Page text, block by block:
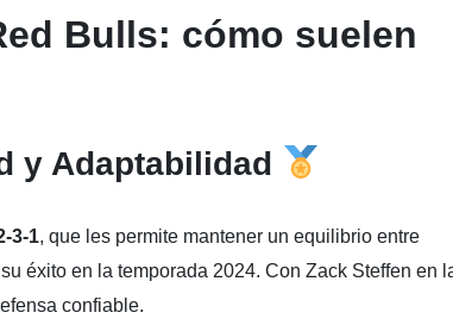
Bulls: cómo suelen
y Adaptabilidad
3-1, que les permite mantener un equilibrio entre
éxito en la temporada 2024. Con Zack Steffen en
confiable.